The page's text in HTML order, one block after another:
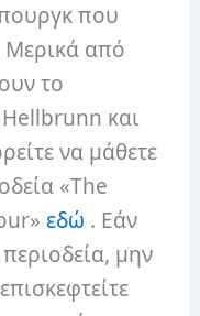
που
Μερικά από
το
και
να μάθετε
«The
εδώ . Εάν
μην